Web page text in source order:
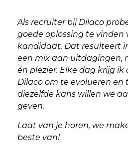
Als recruiter bij Dilaco
goede oplossing te vinden
kandidaat. Dat resulteert
een mix aan uitdagingen,
én plezier. Elke dag krijg ik
Dilaco om te evolueren en
diezelfde kans willen we
geven.
Laat van je horen, we
beste van!